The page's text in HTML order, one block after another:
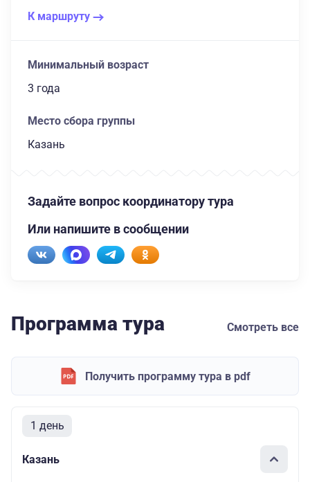
К маршруту
Минимальный возраст
3 года
Место сбора группы
Казань
Задайте вопрос координатору тура
Или напишите в сообщении
Программа тура Смотреть все
Получить программу тура в pdf
1 день
Казань